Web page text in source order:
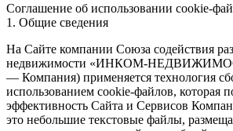
Соглашение об использовании cookie-
1. Общие сведения
На Сайте компании Союза содействия
недвижимости «ИНКОМ-
— Компания) применяется технология
использованием cookie-файлов, которая
эффективность Сайта и Сервисов
это небольшие текстовые файлы,